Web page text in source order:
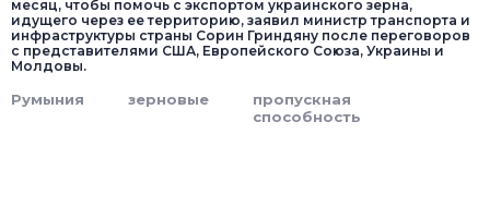
месяц, чтобы помочь с экспортом украинского зерна,
идущего через ее территорию, заявил министр транспорта и
инфраструктуры страны Сорин Гриндяну после переговоров
с представителями США, Европейского Союза, Украины и
Молдовы.
Румыния зерновые
пропускная
способность